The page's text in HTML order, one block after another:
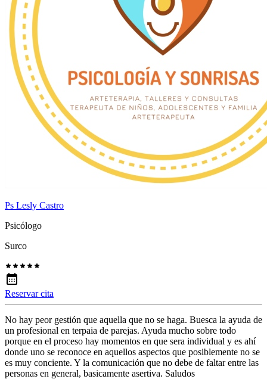
Ps Lesly Castro
Psicólogo
Surco
Reservar cita
No hay peor gestión que aquella que no se haga. Buesca la ayuda de
un profesional en terpaia de parejas. Ayuda mucho sobre todo
porque en el proceso hay momentos en que sera individual y es ahí
donde uno se reconoce en aquellos aspectos que posiblemente no se
es muy conciente. Y la comunicación que no debe de faltar entre las
personas en general, basicamente asertiva. Saludos